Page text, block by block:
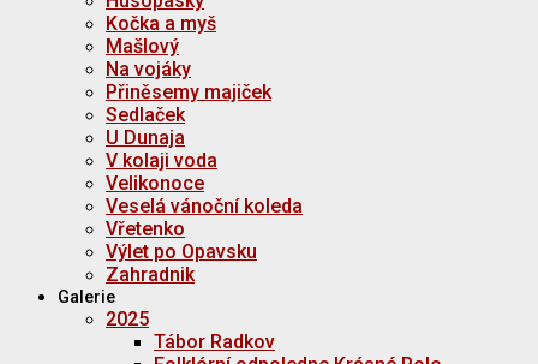
Kočka a myš
Mašlový
Na vojáky
Přiněsemy majiček
Sedlaček
U Dunaja
V kolaji voda
Velikonoce
Veselá vánoční koleda
Vřetenko
Výlet po Opavsku
Zahradnik
Galerie
2025
Tábor Radkov